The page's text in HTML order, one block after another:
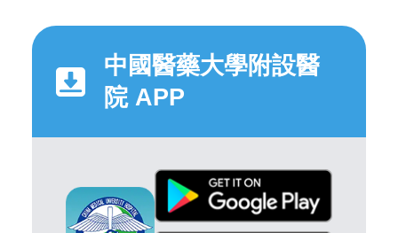
中國醫藥大學附設醫
院 APP